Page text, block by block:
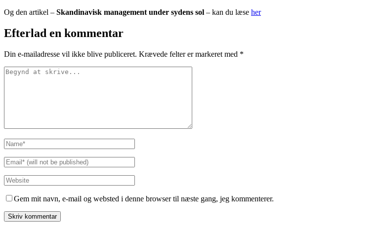
Og den artikel – Skandinavisk management under sydens sol – kan du læse her
Efterlad en kommentar
Din e-mailadresse vil ikke blive publiceret. Krævede felter er markeret med *
Gem mit navn, e-mail og websted i denne browser til næste gang, jeg kommenterer.